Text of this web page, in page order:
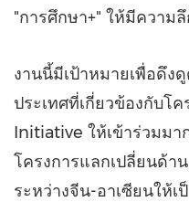
"การศึกษา+" ให้มีความ
งานนี้มีเป้าหมายเพื่อดึง
ประเทศที่เกี่ยวข้องกับโ
Initiative ให้เข้าร่วมมา
โครงการแลกเปลี่ยนด้า
ระหว่างจีน-อาเซียนให้เ